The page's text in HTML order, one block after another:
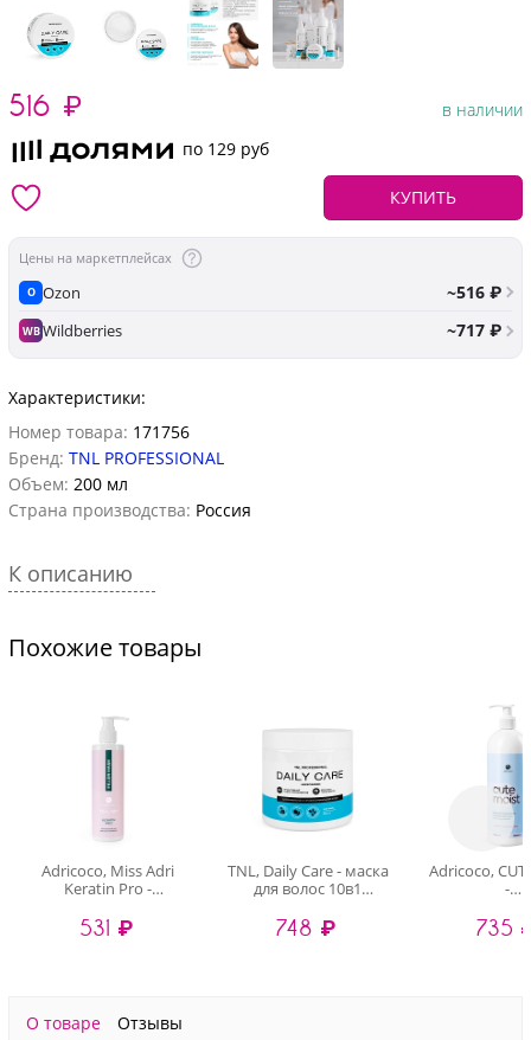
516 ₽
в наличии
по 129 руб
КУПИТЬ
Цены на маркетплейсах
O Ozon ~516 ₽
WBWildberries ~717 ₽
Характеристики:
Номер товара: 171756
Бренд: TNL PROFESSIONAL
Объем: 200 мл
Страна производства: Россия
К описанию
Похожие товары
Adricoco, Miss Adri
Keratin Pro -
маска-филлер для
волос с кератином,
531 ₽
TNL, Daily Care - маска
для волос 10в1
748 ₽
Adricoco,
-
бальзам
кокосовым
735
О товаре Отзывы